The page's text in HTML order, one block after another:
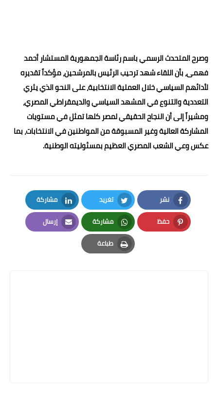
وصرح المتحدث الرسمي باسم رئاسة الجمهورية المستشار أحمد
فهمى، بأن اللقاء شهد ترحيب الرئيس بالمرشحين، مؤكداً تقديره
لأدائهم السياسي خلال العملية الانتخابية، على النحو الذي يثري
التعددية والتنوع في المشهد السياسي والديمقراطي المصري،
ومشيراً إلى أن النجاح الحقيقي لمصر كلها تمثل في مستويات
المشاركة العالية وغير المسبوقة من المواطنين في الانتخابات، بما
عكس وعي الشعب المصري العظيم بمسئوليته الوطنية.
نشر
Facebook
تغريد
Twitter
مشاركة
LinkedIn
حفظ
Pinterest
مشاركة
Whatsapp
إرسال
Email
طباعة
Print